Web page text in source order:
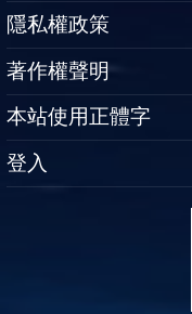
隱私權政策
著作權聲明
本站使用正體字
登入